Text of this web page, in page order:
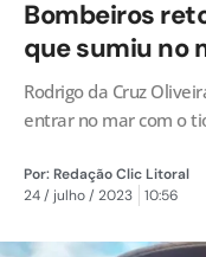
Bombeiros
que sumiu no
Rodrigo da Cruz
entrar no mar com o
Por:Redação Clic Litoral
24 / julho / 2023
10:56